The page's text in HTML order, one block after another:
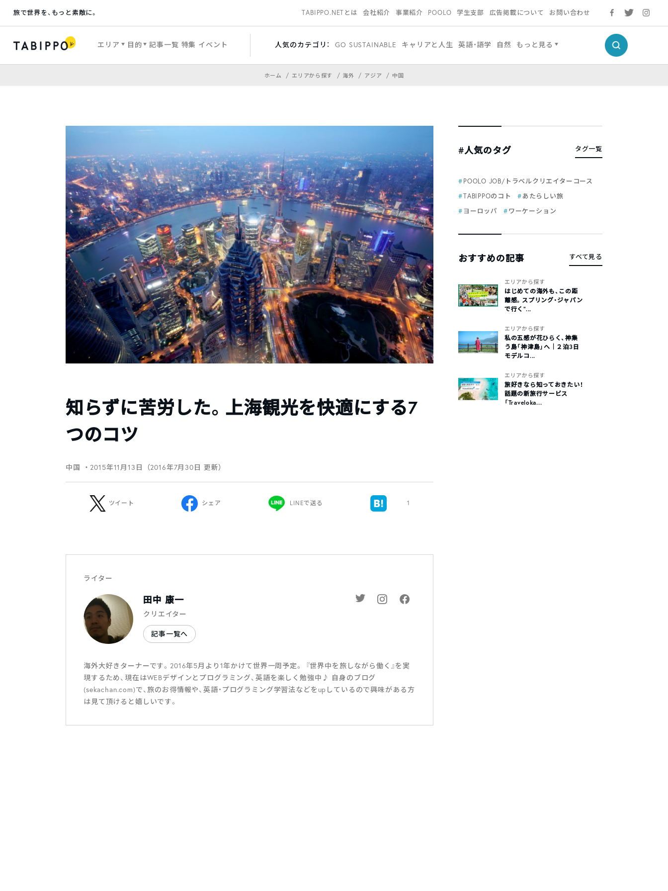
旅で世界を、もっと素敵に。 TABIPPO.NETとは 会社紹介 事業紹介 POOLO 学生支部 広告掲載について お問い合わせ
エリア 目的 記事一覧 特集 イベント 人気のカテゴリ： GO SUSTAINABLE キャリアと人生 英語・語学 自然 もっと見る
ホーム エリアから探す 海外 アジア 中国
知らずに苦労した。上海観光を快適にする7
つのコツ
中国 ・2015年11月13日（2016年7月30日 更新）
ツイート シェア LINEで送る 1
ライター
田中 康一
クリエイター
記事一覧へ
海外大好きターナーです。2016年5月より1年かけて世界一周予定。 『世界中を旅しながら働く』を実
現するため、現在はWEBデザインとプログラミング、英語を楽しく勉強中♪ 自身のブログ
(sekachan.com)で、旅のお得情報や、英語・プログラミング学習法などをupしているので興味がある方
は見て頂けると嬉しいです。
#人気のタグ タグ一覧
POOLO JOB/トラベルクリエイターコース
TABIPPOのコト
あたらしい旅
ヨーロッパ
ワーケーション
おすすめの記事 すべて見る
エリアから探す
はじめての海外も、この距
離感。スプリング・ジャパン
で行く“...
エリアから探す
私の五感が花ひらく、神集
う島「神津島」へ｜２泊3日
モデルコ...
エリアから探す
旅好きなら知っておきたい！
話題の新旅行サービス
「Traveloka...